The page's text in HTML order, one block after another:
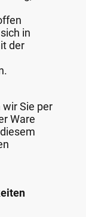
in
der
Sie per
Ware